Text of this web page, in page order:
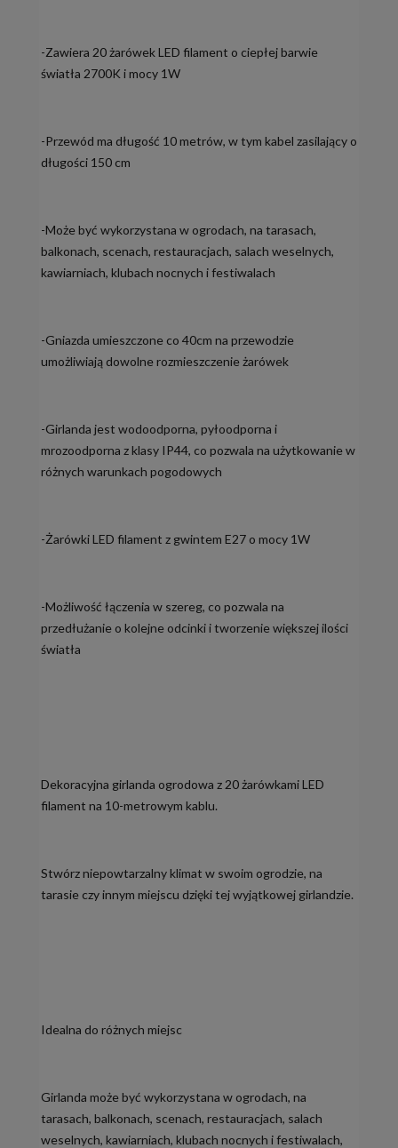
-Zawiera 20 żarówek LED filament o ciepłej barwie
światła 2700K i mocy 1W
-Przewód ma długość 10 metrów, w tym kabel zasilający o
długości 150 cm
-Może być wykorzystana w ogrodach, na tarasach,
balkonach, scenach, restauracjach, salach weselnych,
kawiarniach, klubach nocnych i festiwalach
-Gniazda umieszczone co 40cm na przewodzie
umożliwiają dowolne rozmieszczenie żarówek
-Girlanda jest wodoodporna, pyłoodporna i
mrozoodporna z klasy IP44, co pozwala na użytkowanie w
różnych warunkach pogodowych
-Żarówki LED filament z gwintem E27 o mocy 1W
-Możliwość łączenia w szereg, co pozwala na
przedłużanie o kolejne odcinki i tworzenie większej ilości
światła
Dekoracyjna girlanda ogrodowa z 20 żarówkami LED
filament na 10-metrowym kablu.
Stwórz niepowtarzalny klimat w swoim ogrodzie, na
tarasie czy innym miejscu dzięki tej wyjątkowej girlandzie.
Idealna do różnych miejsc
Girlanda może być wykorzystana w ogrodach, na
tarasach, balkonach, scenach, restauracjach, salach
weselnych, kawiarniach, klubach nocnych i festiwalach,